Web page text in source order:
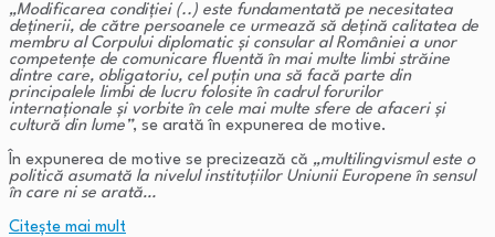
„Modificarea condiției (..) este fundamentată pe necesitatea
deținerii, de către persoanele ce urmează să dețină calitatea de
membru al Corpului diplomatic și consular al României a unor
competențe de comunicare fluentă în mai multe limbi străine
dintre care, obligatoriu, cel puțin una să facă parte din
principalele limbi de lucru folosite în cadrul forurilor
internaționale și vorbite în cele mai multe sfere de afaceri și
cultură din lume”, se arată în expunerea de motive.
În expunerea de motive se precizează că „multilingvismul este o
politică asumată la nivelul instituțiilor Uniunii Europene în sensul
în care ni se arată…
Citeşte mai mult